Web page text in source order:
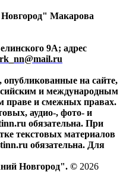
Макарова
9А; адрес
на сайте,
и международным
праве и смежных правах.
аудио-, фото- и
обязательна. При
текстовых материалов
обязательна. Для
Новгород". © 2026